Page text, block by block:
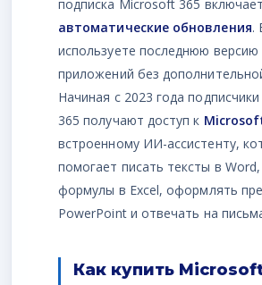
подписка Microsoft 365 включает
автоматические обновления.
используете последнюю версию
приложений без
Начиная с 2023 года
365 получают доступ к
встроенному ИИ-ассистенту,
помогает писать тексты в
формулы в Excel, оформлять
PowerPoint и отвечать на
Как купить